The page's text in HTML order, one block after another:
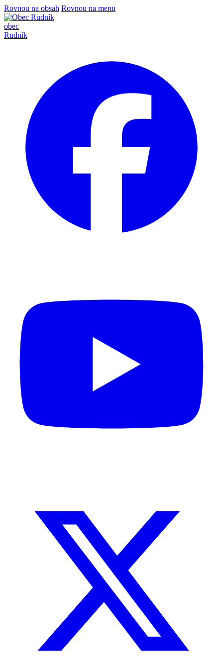
Rovnou na obsah Rovnou na menu
obec
Rudník